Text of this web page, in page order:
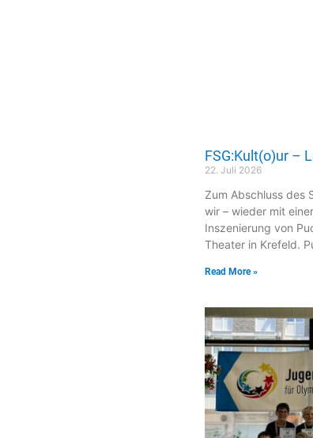
FSG:Kult(o)ur –
22. Juli 2026
Zum Abschluss des
wir – wieder mit
Inszenierung von
Theater in Krefeld.
Read More »